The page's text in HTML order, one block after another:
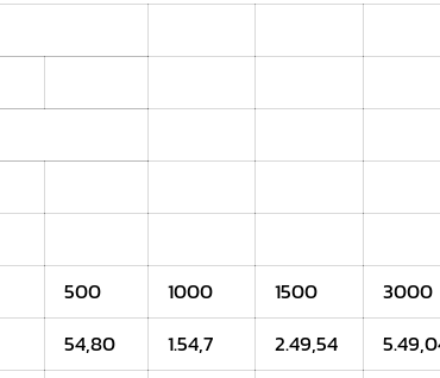
500 1000 1500
3000
54,80 1.54,7 2.49,54